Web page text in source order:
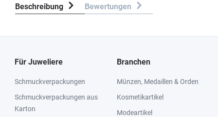
Beschreibung Bewertungen
Für Juweliere
Schmuckverpackungen
Schmuckverpackungen aus
Karton
Branchen
Münzen, Medaillen & Orden
Kosmetikartikel
Modeartikel